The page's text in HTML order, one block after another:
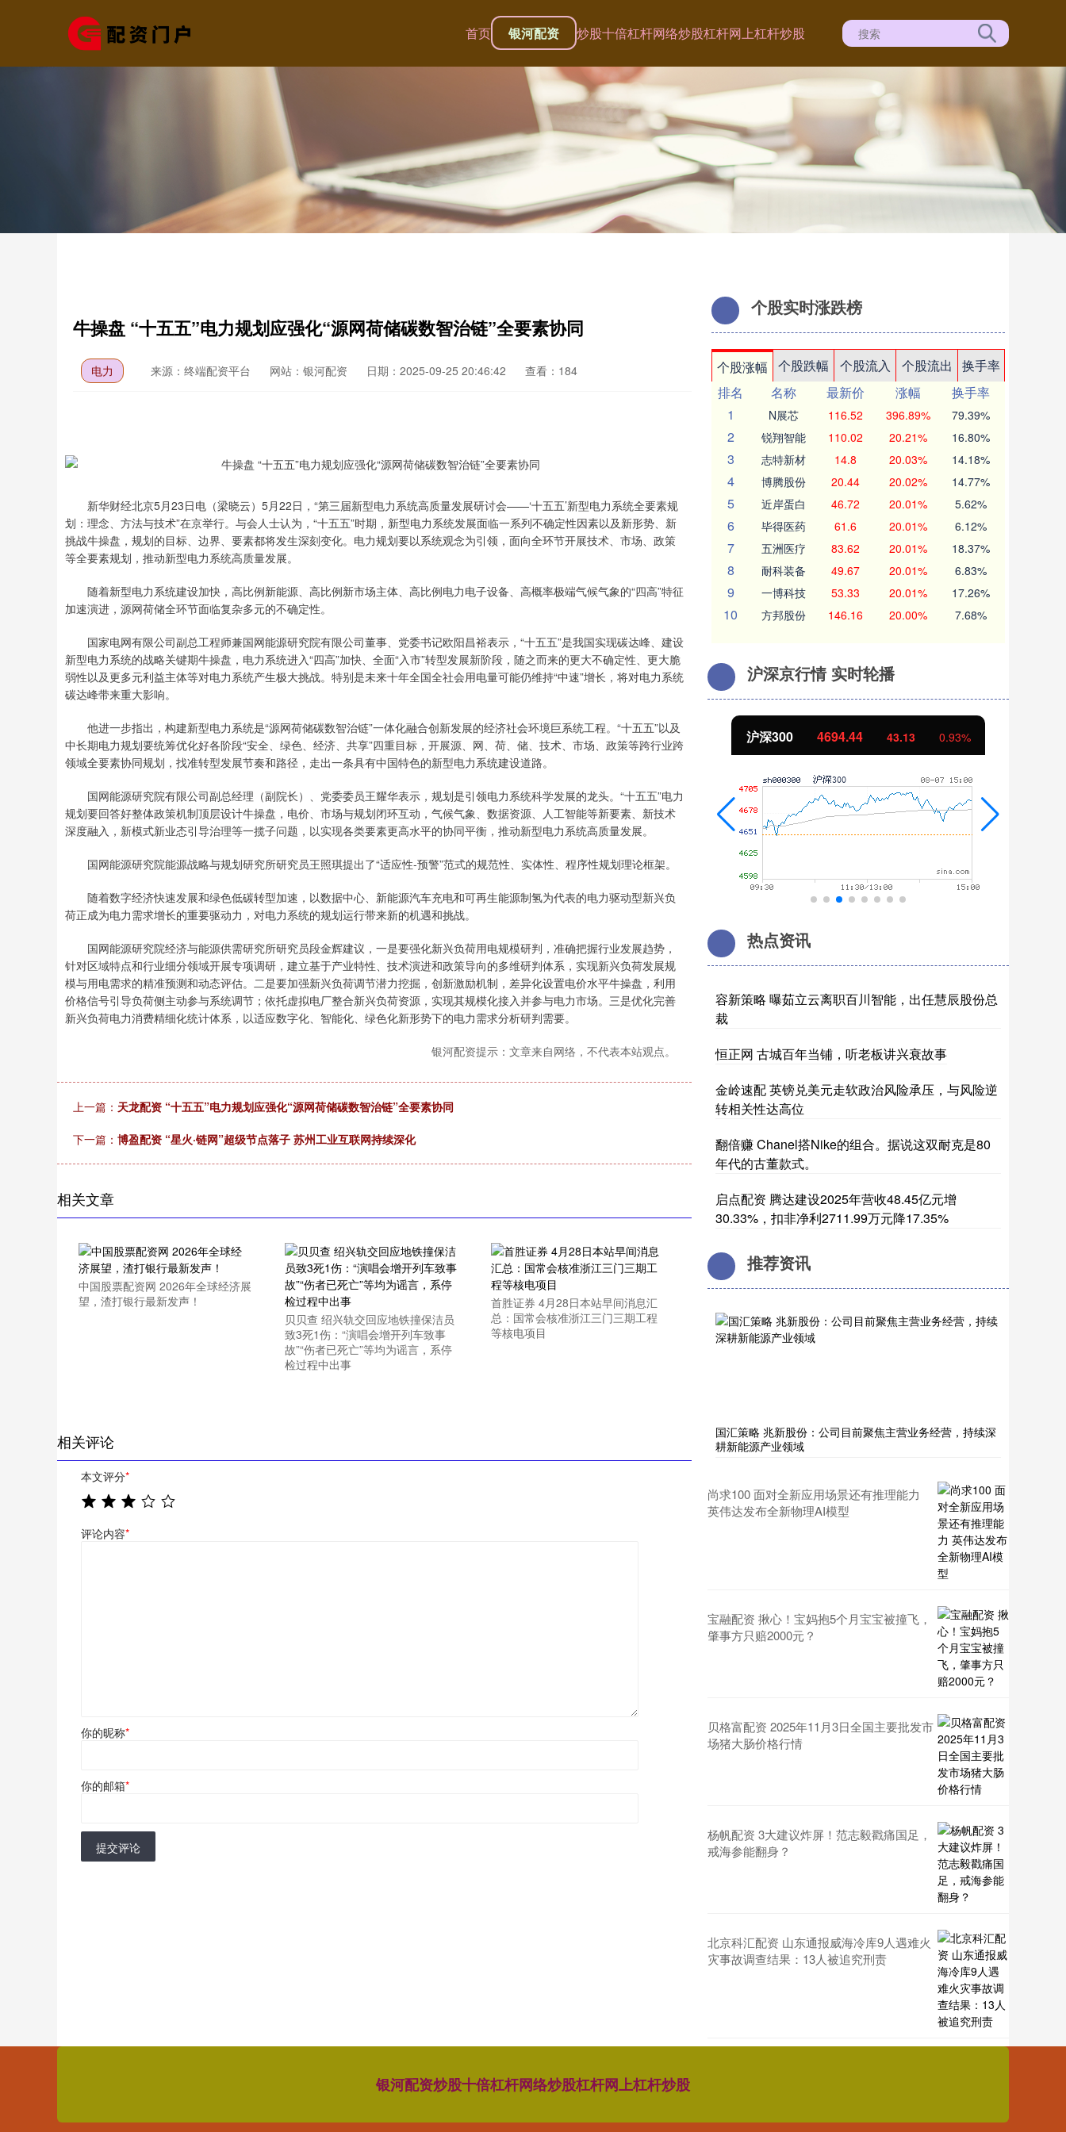
首页 银河配资 炒股十倍杠杆网络炒股杠杆网上杠杆炒股
牛操盘 “十五五”电力规划应强化“源网荷储碳数智治链”全要素协同
电力 来源：终端配资平台 网站：银河配资 日期：2025-09-25 20:46:42 查看：184
新华财经北京5月23日电（梁晓云）5月22日，“第三届新型电力系统高质量发展研讨会——‘十五五’新型电力系统全要素规
划：理念、方法与技术”在京举行。与会人士认为，“十五五”时期，新型电力系统发展面临一系列不确定性因素以及新形势、新
挑战牛操盘，规划的目标、边界、要素都将发生深刻变化。电力规划要以系统观念为引领，面向全环节开展技术、市场、政策
等全要素规划，推动新型电力系统高质量发展。
随着新型电力系统建设加快，高比例新能源、高比例新市场主体、高比例电力电子设备、高概率极端气候气象的“四高”特征
加速演进，源网荷储全环节面临复杂多元的不确定性。
国家电网有限公司副总工程师兼国网能源研究院有限公司董事、党委书记欧阳昌裕表示，“十五五”是我国实现碳达峰、建设
新型电力系统的战略关键期牛操盘，电力系统进入“四高”加快、全面“入市”转型发展新阶段，随之而来的更大不确定性、更大脆
弱性以及更多元利益主体等对电力系统产生极大挑战。特别是未来十年全国全社会用电量可能仍维持“中速”增长，将对电力系统
碳达峰带来重大影响。
他进一步指出，构建新型电力系统是“源网荷储碳数智治链”一体化融合创新发展的经济社会环境巨系统工程。“十五五”以及
中长期电力规划要统筹优化好各阶段“安全、绿色、经济、共享”四重目标，开展源、网、荷、储、技术、市场、政策等跨行业跨
领域全要素协同规划，找准转型发展节奏和路径，走出一条具有中国特色的新型电力系统建设道路。
国网能源研究院有限公司副总经理（副院长）、党委委员王耀华表示，规划是引领电力系统科学发展的龙头。“十五五”电力
规划要回答好整体政策机制顶层设计牛操盘，电价、市场与规划闭环互动，气候气象、数据资源、人工智能等新要素、新技术
深度融入，新模式新业态引导治理等一揽子问题，以实现各类要素更高水平的协同平衡，推动新型电力系统高质量发展。
国网能源研究院能源战略与规划研究所研究员王照琪提出了“适应性-预警”范式的规范性、实体性、程序性规划理论框架。
随着数字经济快速发展和绿色低碳转型加速，以数据中心、新能源汽车充电和可再生能源制氢为代表的电力驱动型新兴负
荷正成为电力需求增长的重要驱动力，对电力系统的规划运行带来新的机遇和挑战。
国网能源研究院经济与能源供需研究所研究员段金辉建议，一是要强化新兴负荷用电规模研判，准确把握行业发展趋势，
针对区域特点和行业细分领域开展专项调研，建立基于产业特性、技术演进和政策导向的多维研判体系，实现新兴负荷发展规
模与用电需求的精准预测和动态评估。二是要加强新兴负荷调节潜力挖掘，创新激励机制，差异化设置电价水平牛操盘，利用
价格信号引导负荷侧主动参与系统调节；依托虚拟电厂整合新兴负荷资源，实现其规模化接入并参与电力市场。三是优化完善
新兴负荷电力消费精细化统计体系，以适应数字化、智能化、绿色化新形势下的电力需求分析研判需要。
银河配资提示：文章来自网络，不代表本站观点。
上一篇： 天龙配资 “十五五”电力规划应强化“源网荷储碳数智治链”全要素协同
下一篇： 博盈配资 “星火·链网”超级节点落子 苏州工业互联网持续深化
相关文章
中国股票配资网 2026年全球经济展
望，渣打银行最新发声！
贝贝查 绍兴轨交回应地铁撞保洁员
致3死1伤：“演唱会增开列车致事
故”“伤者已死亡”等均为谣言，系停
检过程中出事
首胜证券 4月28日本站早间消息汇
总：国常会核准浙江三门三期工程
等核电项目
相关评论
本文评分*
评论内容*
你的昵称*
你的邮箱*
提交评论
个股实时涨跌榜
个股涨幅 个股跌幅 个股流入 个股流出
换手率
排名
名称 最新价 涨幅
换手率
1
N展芯 116.52 396.89% 79.39%
2 锐翔智能 110.02 20.21% 16.80%
3 志特新材 14.8 20.03% 14.18%
4 博腾股份 20.44 20.02% 14.77%
5 近岸蛋白 46.72 20.01% 5.62%
6 毕得医药 61.6 20.01% 6.12%
7 五洲医疗 83.62 20.01% 18.37%
8 耐科装备 49.67 20.01% 6.83%
9 一博科技 53.33 20.01% 17.26%
10 方邦股份 146.16 20.00% 7.68%
沪深京行情 实时轮播
深证成指 14311.01 200.89 1.42% 沪深300 4694.44 43.13 0.93% 北证50 1134.24 11.37 1.01%
热点资讯
容新策略 曝茹立云离职百川智能，出任慧辰股份总
裁
恒正网 古城百年当铺，听老板讲兴衰故事
金岭速配 英镑兑美元走软政治风险承压，与风险逆
转相关性达高位
翻倍赚 Chanel搭Nike的组合。据说这双耐克是80
年代的古董款式。 ​
启点配资 腾达建设2025年营收48.45亿元增
30.33%，扣非净利2711.99万元降17.35%
推荐资讯
国汇策略 兆新股份：公司目前聚焦主营业务经营，持续深
耕新能源产业领域
尚求100 面对全新应用场景还有推理能力
英伟达发布全新物理AI模型
宝融配资 揪心！宝妈抱5个月宝宝被撞飞，
肇事方只赔2000元？
贝格富配资 2025年11月3日全国主要批发市
场猪大肠价格行情
杨帆配资 3大建议炸屏！范志毅戳痛国足，
戒海参能翻身？
北京科汇配资 山东通报威海冷库9人遇难火
灾事故调查结果：13人被追究刑责
银河配资炒股十倍杠杆网络炒股杠杆网上杠杆炒股